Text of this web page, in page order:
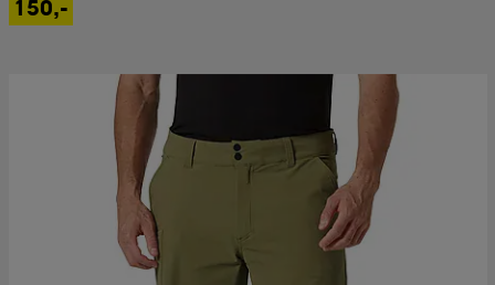
150,-